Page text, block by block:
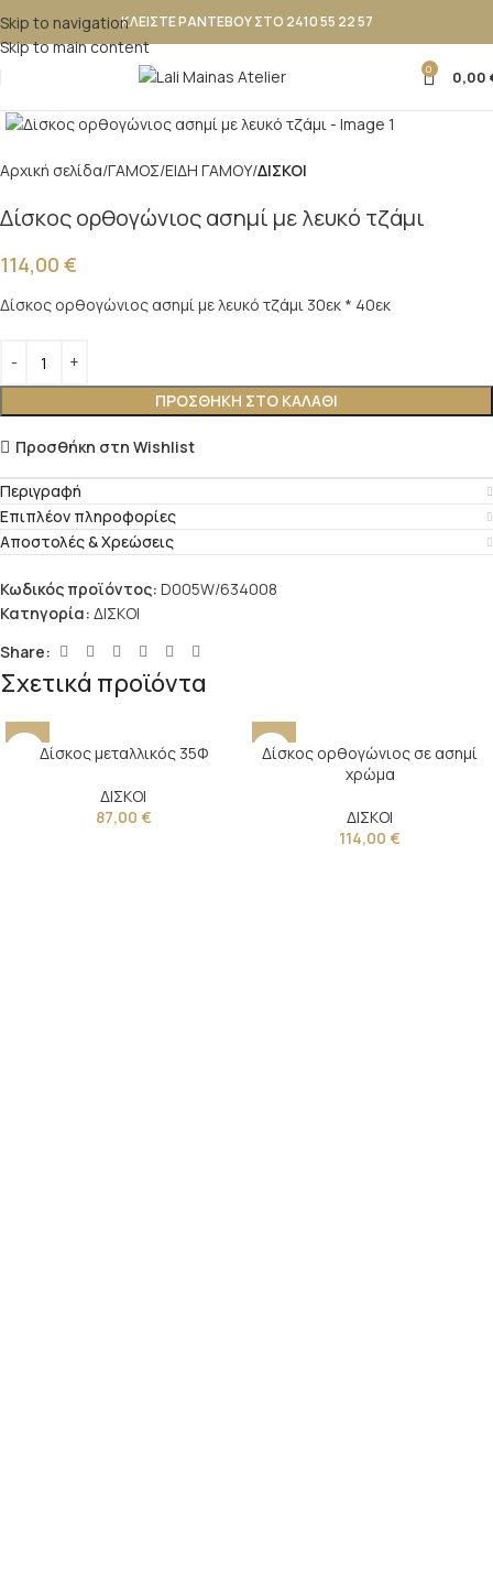
Skip to navigation
Skip to main content
ΚΛΕΙΣΤΕ ΡΑΝΤΕΒΟΥ ΣΤΟ 2410 55 22 57
0 0,00
Αρχική σελίδα ΓΑΜΟΣ ΕΙΔΗ ΓΑΜΟΥ ΔΙΣΚΟΙ
Δίσκος ορθογώνιος ασημί με λευκό τζάμι
114,00 €
Δίσκος ορθογώνιος ασημί με λευκό τζάμι 30εκ * 40εκ
ΠΡΟΣΘΉΚΗ ΣΤΟ ΚΑΛΆΘΙ
Προσθήκη στη Wishlist
Περιγραφή
Επιπλέον πληροφορίες
Αποστολές & Χρεώσεις
Κωδικός προϊόντος: D005W/634008
Κατηγορία: ΔΙΣΚΟΙ
Share:
Σχετικά προϊόντα
Δίσκος μεταλλικός 35Φ
ΔΙΣΚΟΙ
87,00 €
Δίσκος ορθογώνιος σε ασημί
χρώμα
ΔΙΣΚΟΙ
114,00 €